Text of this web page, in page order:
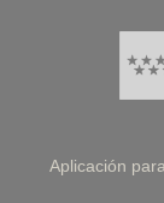
Aplicación